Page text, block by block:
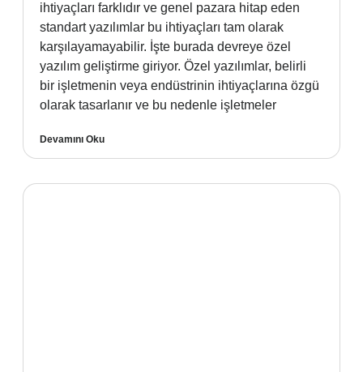
ihtiyaçları farklıdır ve genel pazara hitap eden
standart yazılımlar bu ihtiyaçları tam olarak
karşılayamayabilir. İşte burada devreye özel
yazılım geliştirme giriyor. Özel yazılımlar, belirli
bir işletmenin veya endüstrinin ihtiyaçlarına özgü
olarak tasarlanır ve bu nedenle işletmeler
Devamını Oku